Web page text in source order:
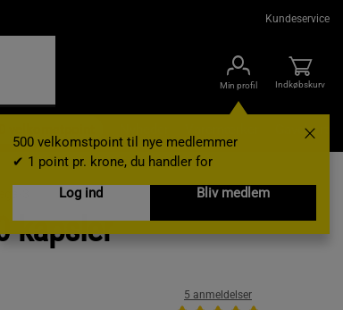
Kundeservice
Min profil
500 velkomstpoint til nye medlemmer
✔ 1 point pr. krone, du handler for
Log ind
Bliv medlem
Indkøbskurv
velkomstpoint Gavekort
3
kapsler
5 anmeldelser